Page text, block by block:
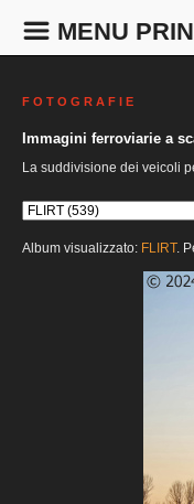
MENU
F O T O G R A F I E
Immagini ferroviarie a
La suddivisione dei veicoli
Album visualizzato: FLIRT.